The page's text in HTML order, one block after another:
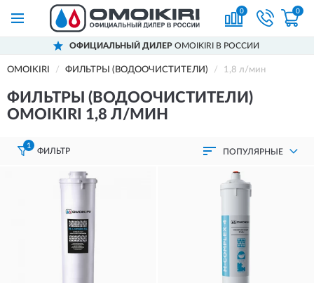
0 0
ОФИЦИАЛЬНЫЙ ДИЛЕР OMOIKIRI В РОССИИ
OMOIKIRI ФИЛЬТРЫ (ВОДООЧИСТИТЕЛИ) 1,8 л/мин
ФИЛЬТРЫ (ВОДООЧИСТИТЕЛИ)
OMOIKIRI 1,8 Л/МИН
1
ФИЛЬТР ПОПУЛЯРНЫЕ